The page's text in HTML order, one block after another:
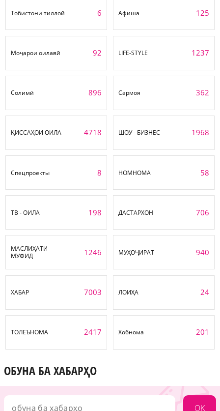
Тобистони тиллоӣ 6 Афиша 125
Моҷарои оилавӣ 92 LIFE-STYLE 1237
Солимӣ 896 Сармоя 362
ҚИССАҲОИ ОИЛА 4718 ШОУ - БИЗНЕС 1968
Спецпроекты 8 НОМНОМА 58
ТВ - ОИЛА 198 ДАСТАРХОН 706
МАСЛИҲАТИ
МУФИД
1246 МУҲОҶИРАТ 940
ХАБАР 7003 ЛОИҲА 24
ТОЛЕЪНОМА 2417 Хобнома 201
ОБУНА БА ХАБАРҲО
OK